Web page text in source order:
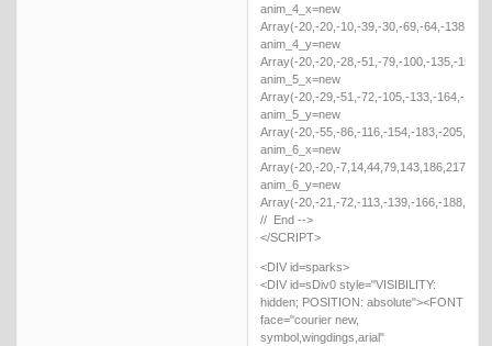
anim_4_x=new
Array(-20,-20,-10,-39,-30,-69,-64,-138,-
anim_4_y=new
Array(-20,-20,-28,-51,-79,-100,-135,-154,-
anim_5_x=new
Array(-20,-29,-51,-72,-105,-133,-164,-
anim_5_y=new
Array(-20,-55,-86,-116,-154,-183,-205,-
anim_6_x=new
Array(-20,-20,-
anim_6_y=new
Array(-20,-21,-72,-113,-139,-166,-188,-
// End -->
</SCRIPT>
<DIV id=sparks>
<DIV id=sDiv0 style="VISIBILITY:
hidden; POSITION: absolute"><FONT
face="courier new,
symbol,wingdings,arial"